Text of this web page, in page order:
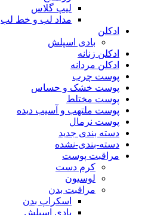
لیپ گلاس
مداد لب و خط لب
ادکلن
بادی اسپلش
ادکلن زنانه
ادکلن مردانه
پوست چرب
پوست خشک و حساس
پوست مختلط
پوست ملتهب و آسیب دیده
پوست نرمال
دسته بندی جدید
دسته-بندی-نشده
مراقبت پوست
کرم دست
لوسیون
مراقبت بدن
اسکراپ بدن
بادی اسپلش